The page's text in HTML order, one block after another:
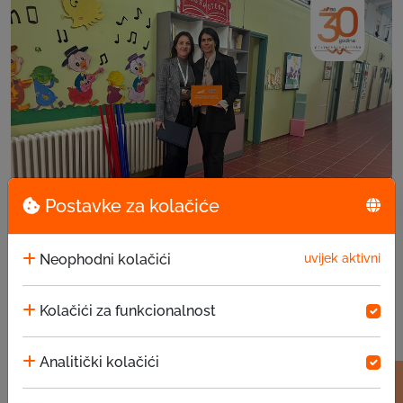
Postavke za kolačiće
Neophodni kolačići uvijek aktivni
Kolačići za funkcionalnost
Analitički kolačići
EKI donacija u JU za predškolsko vaspitanje i ...
15.07.2026